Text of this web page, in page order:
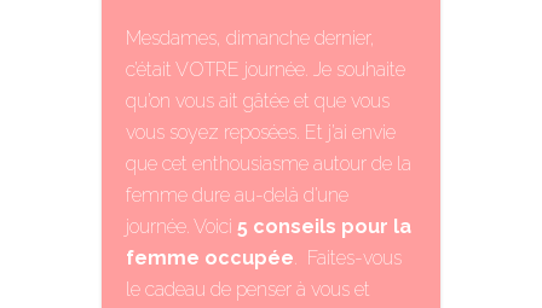
Mesdames, dimanche dernier,
c’était VOTRE journée. Je souhaite
qu’on vous ait gâtée et que vous
vous soyez reposées. Et j’ai envie
que cet enthousiasme autour de la
femme dure au-delà d’une
journée. Voici 5 conseils pour la
femme occupée. Faites-vous
le cadeau de penser à vous et